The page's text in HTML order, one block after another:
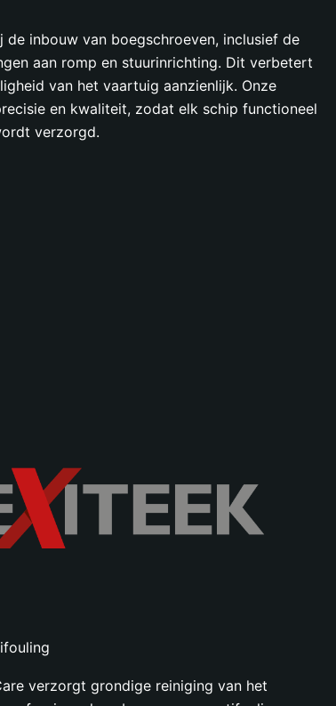
de inbouw van boegschroeven, inclusief de
aan romp en stuurinrichting. Dit verbetert
van het vaartuig aanzienlijk. Onze
en kwaliteit, zodat elk schip functioneel
verzorgd.
verzorgt grondige reiniging van het